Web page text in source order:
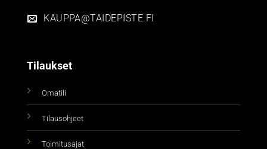
KAUPPA@TAIDEPISTE.FI
Tilaukset
Omatili
Tilausohjeet
Toimitusajat